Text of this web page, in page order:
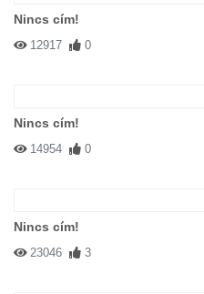
Nincs cím!
12917 0
Nincs cím!
14954 0
Nincs cím!
23046 3